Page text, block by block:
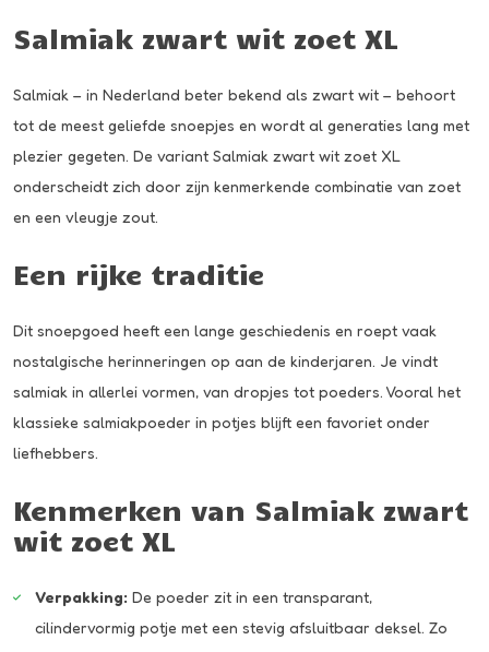
Salmiak zwart wit zoet XL
Salmiak – in Nederland beter bekend als zwart wit – behoort
tot de meest geliefde snoepjes en wordt al generaties lang met
plezier gegeten. De variant Salmiak zwart wit zoet XL
onderscheidt zich door zijn kenmerkende combinatie van zoet
en een vleugje zout.
Een rijke traditie
Dit snoepgoed heeft een lange geschiedenis en roept vaak
nostalgische herinneringen op aan de kinderjaren. Je vindt
salmiak in allerlei vormen, van dropjes tot poeders. Vooral het
klassieke salmiakpoeder in potjes blijft een favoriet onder
liefhebbers.
Kenmerken van Salmiak zwart
wit zoet XL
Verpakking: De poeder zit in een transparant,
cilindervormig potje met een stevig afsluitbaar deksel. Zo